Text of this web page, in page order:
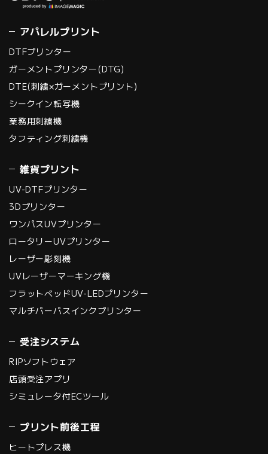
アパレルプリント
DTFプリンター
ガーメントプリンター(DTG)
DTE(刺繍×ガーメントプリント)
シークイン転写機
業務用刺繍機
タフティング刺繍機
雑貨プリント
UV-DTFプリンター
3Dプリンター
ワンパスUVプリンター
ロータリーUVプリンター
レーザー彫刻機
UVレーザーマーキング機
フラットベッドUV-LEDプリンター
マルチパーパスインクプリンター
受注システム
RIPソフトウェア
店頭受注アプリ
シミュレータ付ECツール
プリント前後工程
ヒートプレス機